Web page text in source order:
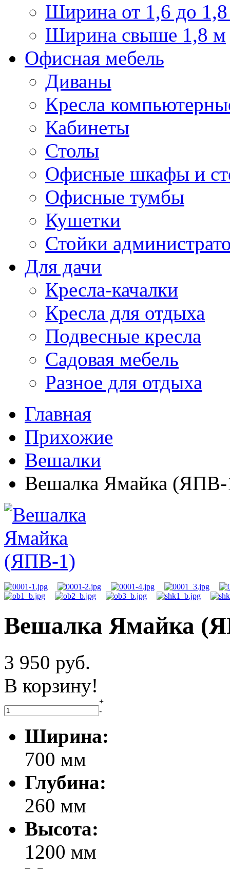
Ширина от 1,6 до
Ширина свыше 1,8 м
Офисная мебель
Диваны
Кресла
Кабинеты
Столы
Офисные шкафы и
Офисные тумбы
Кушетки
Стойки
Для дачи
Кресла-качалки
Кресла для отдыха
Подвесные кресла
Садовая мебель
Разное для отдыха
Главная
Прихожие
Вешалки
Вешалка Ямайка
Вешалка Ямайка
3 950 руб.
В корзину!
+
-
Ширина:
700 мм
Глубина:
260 мм
Высота:
1200 мм